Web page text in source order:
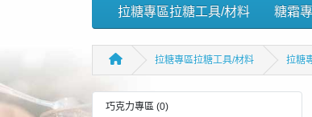
拉糖專區拉糖工具/材料 糖霜
拉糖專區拉糖工具/材料 拉糖
巧克力專區 (0)